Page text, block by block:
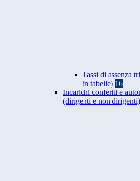
Tassi di assenza
in tabelle) 16
Incarichi conferiti e
(dirigenti e non dirigenti)